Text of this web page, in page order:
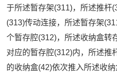
于所述暂存架(311)，所述推杆
(313)传动连接，所述暂存架
个暂存腔(312)，所述收纳盒转
对应的暂存腔(312)内，所述推
的收纳盒(42)依次推入所述收纳